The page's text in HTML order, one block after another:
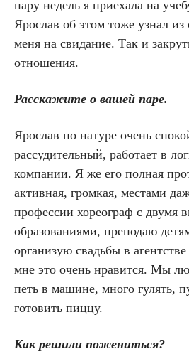
пару недель я приехала на
Ярослав об этом тоже узнал из
меня на свидание. Так и
отношения.
Расскажите о вашей паре.
Ярослав по натуре очень
рассудительный, работает в
компании. Я же его полная
активная, громкая, местами
профессии хореограф с двумя
образованиями, преподаю
организую свадьбы в
мне это очень нравится. Мы
петь в машине, много гулять,
готовить пиццу.
Как решили пожениться?